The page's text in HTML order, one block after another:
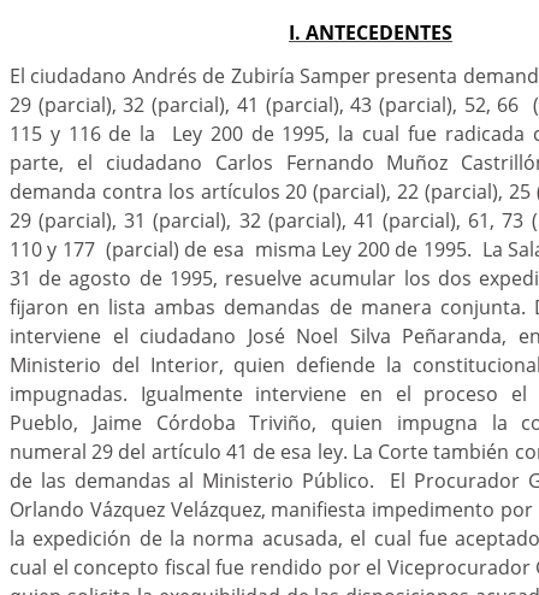
I. ANTECEDENTES
El ciudadano Andrés de Zubiría Samper presenta
29 (parcial), 32 (parcial), 41 (parcial), 43 (parcial), 52, 66
115 y 116 de la Ley 200 de 1995, la cual fue radicada
parte, el ciudadano Carlos Fernando Muñoz
demanda contra los artículos 20 (parcial), 22 (parcial),
29 (parcial), 31 (parcial), 32 (parcial), 41 (parcial), 61, 73
110 y 177 (parcial) de esa misma Ley 200 de 1995. La
31 de agosto de 1995, resuelve acumular los dos
fijaron en lista ambas demandas de manera conjunta.
interviene el ciudadano José Noel Silva Peñaranda,
Ministerio del Interior, quien defiende la
impugnadas. Igualmente interviene en el proceso
Pueblo, Jaime Córdoba Triviño, quien impugna la
numeral 29 del artículo 41 de esa ley. La Corte también
de las demandas al Ministerio Público. El Procurador
Orlando Vázquez Velázquez, manifiesta impedimento
la expedición de la norma acusada, el cual fue
cual el concepto fiscal fue rendido por el Viceprocurador